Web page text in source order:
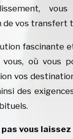
de vos transfert
fascinante
vous, où vous
vos
des
vous